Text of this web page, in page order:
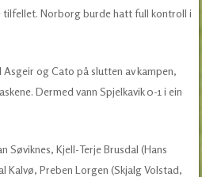
Norborg burde hatt full kontroll i
og Cato på slutten av kampen,
Dermed vann Spjelkavik 0-1 i ein
Søviknes, Kjell-Terje Brusdal (Hans
Kalvø, Preben Lorgen (Skjalg Volstad,